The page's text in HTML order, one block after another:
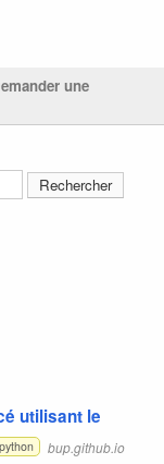
une
utilisant le
python bup.github.io